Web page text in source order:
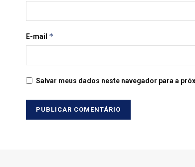
E-mail *
Salvar meus dados neste navegador para a